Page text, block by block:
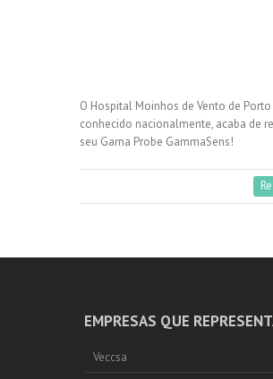
O Hospital Moinhos de Vento de
conhecido nacionalmente, acaba de
seu Gama Probe GammaSens!
EMPRESAS QUE
Veccsa